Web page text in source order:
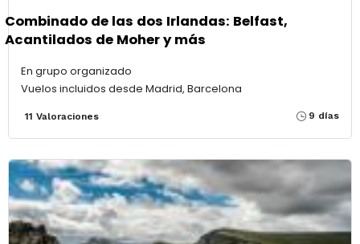
Combinado de las dos Irlandas: Belfast,
Acantilados de Moher y más
En grupo organizado
Vuelos incluidos desde Madrid, Barcelona
11 Valoraciones 9 días